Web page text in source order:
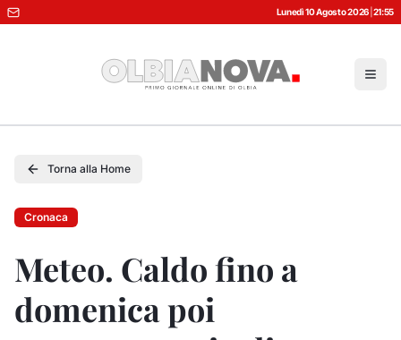
Lunedì 10 Agosto 2026 21:55
Torna alla Home
Cronaca
Meteo. Caldo fino a
domenica poi